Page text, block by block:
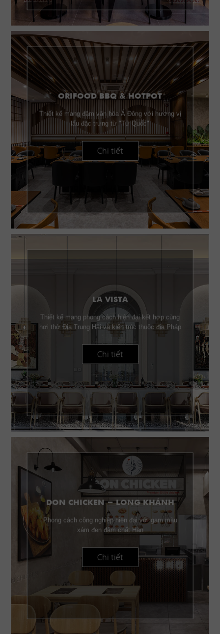
ORIFOOD BBQ & HOTPOT
Thiết kế mang đậm văn hóa Á Đông với hương vị
lẩu đặc trưng từ "Tứ Quốc"
Chi tiết
LA VISTA
Thiết kế mang phong cách hiện đại kết hợp cùng
hơi thở Địa Trung Hải và kiến trúc thuộc địa Pháp
Chi tiết
DON CHICKEN - LONG KHÁNH
Phong cách công nghiệp hiện đại với gam màu
xám đen đậm chất Hàn
Chi tiết